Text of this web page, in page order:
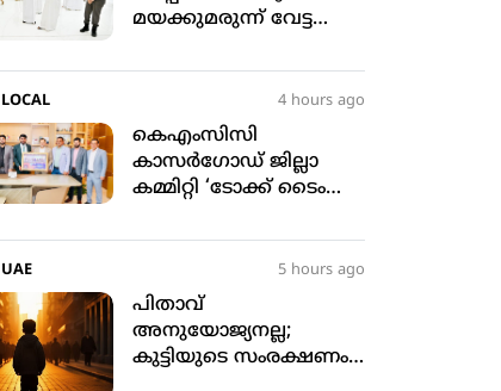
മയക്കുമരുന്ന് വേട്ട
LOCAL 4 hours ago
കെഎംസിസി
കാസര്‍ഗോഡ് ജില്ലാ
കമ്മിറ്റി ‘ടോക്ക് ടൈം
സംഘടിപ്പിച്ചു
UAE 5 hours ago
പിതാവ്
അനുയോജ്യനല്ല;
കുട്ടിയുടെ സംരക്ഷണം